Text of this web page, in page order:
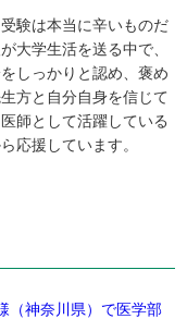
験は本当に辛いものだ
大学生活を送る中で、
しっかりと認め、褒め
方と自分自身を信じて
師として活躍している
応援しています。
（神奈川県）で医学部